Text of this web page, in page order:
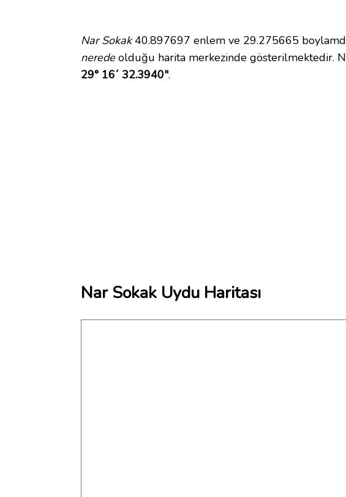
Nar Sokak40.897697 enlem ve 29.275665
neredeolduğu harita merkezinde gösterilmektedir.
29° 16´ 32.3940".
Nar Sokak Uydu Haritası